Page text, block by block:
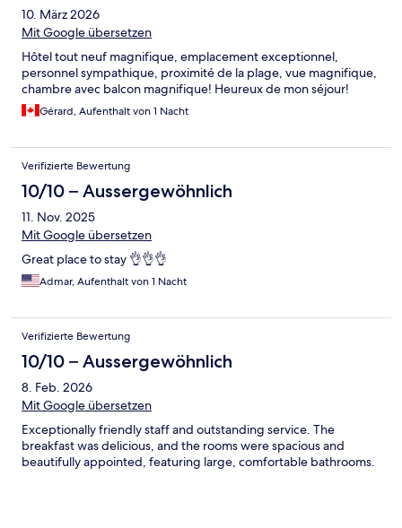
10. März 2026
Mit Google übersetzen
Hôtel tout neuf magnifique, emplacement exceptionnel,
personnel sympathique, proximité de la plage, vue magnifique,
chambre avec balcon magnifique! Heureux de mon séjour!
Gérard, Aufenthalt von 1 Nacht
Verifizierte Bewertung
10/10 – Aussergewöhnlich
11. Nov. 2025
Mit Google übersetzen
Great place to stay 👌👌👌
Admar, Aufenthalt von 1 Nacht
Verifizierte Bewertung
10/10 – Aussergewöhnlich
8. Feb. 2026
Mit Google übersetzen
Exceptionally friendly staff and outstanding service. The
breakfast was delicious, and the rooms were spacious and
beautifully appointed, featuring large, comfortable bathrooms.